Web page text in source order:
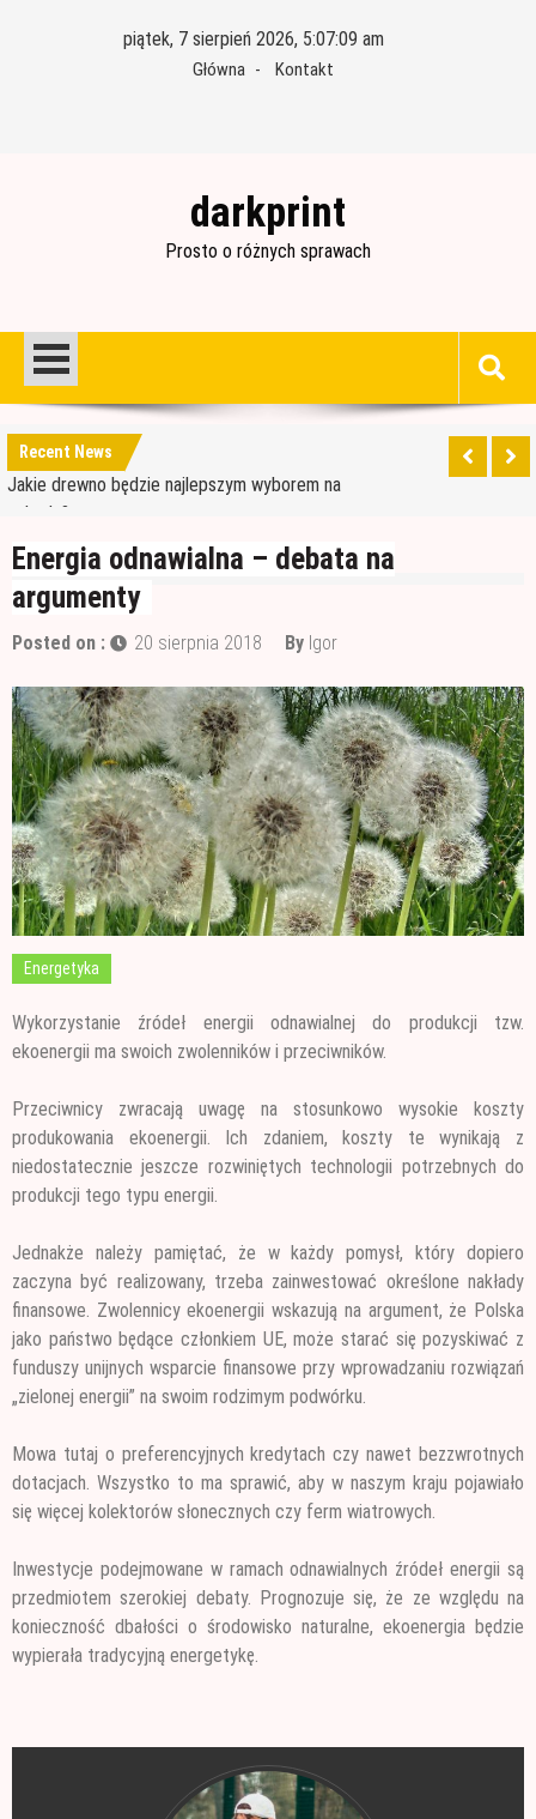
piątek, 7 sierpień 2026, 5:07:10 am
Główna Kontakt
darkprint
Prosto o różnych sprawach
Recent News
Materiały budowlane potrzebne do ocieplenia
garażu
Czym jest papa i jak ją stosować?
Jakie drewno będzie najlepszym wyborem na
schody?
Jak wybrać dobre drewno konstrukcyjne?
Wałek czy pędzel – czym lepiej malować?
Materiały budowlane potrzebne do ocieplenia
Czym jest papa i jak ją stosować?
Energia odnawialna – debata na
argumenty
Posted on : 20 sierpnia 2018 By Igor
Energetyka
Wykorzystanie źródeł energii odnawialnej do produkcji tzw.
ekoenergii ma swoich zwolenników i przeciwników.
Przeciwnicy zwracają uwagę na stosunkowo wysokie koszty
produkowania ekoenergii. Ich zdaniem, koszty te wynikają z
niedostatecznie jeszcze rozwiniętych technologii potrzebnych do
produkcji tego typu energii.
Jednakże należy pamiętać, że w każdy pomysł, który dopiero
zaczyna być realizowany, trzeba zainwestować określone nakłady
finansowe. Zwolennicy ekoenergii wskazują na argument, że Polska
jako państwo będące członkiem UE, może starać się pozyskiwać z
funduszy unijnych wsparcie finansowe przy wprowadzaniu rozwiązań
„zielonej energii” na swoim rodzimym podwórku.
Mowa tutaj o preferencyjnych kredytach czy nawet bezzwrotnych
dotacjach. Wszystko to ma sprawić, aby w naszym kraju pojawiało
się więcej kolektorów słonecznych czy ferm wiatrowych.
Inwestycje podejmowane w ramach odnawialnych źródeł energii są
przedmiotem szerokiej debaty. Prognozuje się, że ze względu na
konieczność dbałości o środowisko naturalne, ekoenergia będzie
wypierała tradycyjną energetykę.